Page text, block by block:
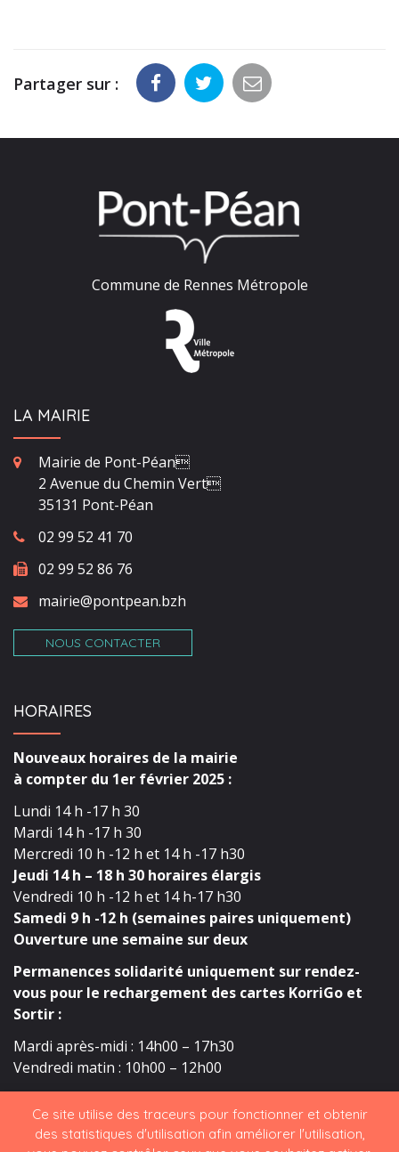
Ce site utilise des traceurs pour fonctionner et obtenir
des statistiques d'utilisation afin améliorer l'utilisation,
Partager sur :
Commune de Rennes Métropole
LA MAIRIE
Mairie de Pont-Péan
2 Avenue du Chemin Vert
35131 Pont-Péan
02 99 52 41 70
02 99 52 86 76
mairie@pontpean.bzh
NOUS CONTACTER
HORAIRES
Nouveaux horaires de la mairie
à compter du 1er février 2025 :
Lundi 14 h -17 h 30
Mardi 14 h -17 h 30
Mercredi 10 h -12 h et 14 h -17 h30
Jeudi 14 h – 18 h 30 horaires élargis
Vendredi 10 h -12 h et 14 h-17 h30
Samedi 9 h -12 h (semaines paires uniquement)
Ouverture une semaine sur deux
Permanences solidarité uniquement sur rendez-
vous pour le rechargement des cartes KorriGo et
Sortir :
Mardi après-midi : 14h00 – 17h30
Vendredi matin : 10h00 – 12h00
LA NEWSLETTER